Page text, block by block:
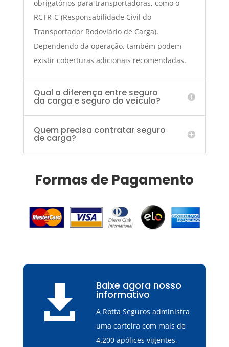
obrigatórios para transportadoras, como o
RCTR-C (Responsabilidade Civil do
Transportador Rodoviário de Carga).
Dependendo da operação, também podem
existir coberturas adicionais recomendadas.
Qual a diferença entre seguro
da carga e seguro do veículo?
Quem precisa contratar seguro
de carga?
Formas de Pagamento
 Baixe agora nosso
informativo
A Rotta Seguros administra
uma carteira com mais de
4.200 apólices vigentes,